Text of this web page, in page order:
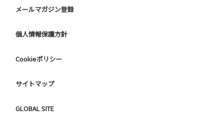
メールマガジン登録
個人情報保護方針
Cookieポリシー
サイトマップ
GLOBAL SITE